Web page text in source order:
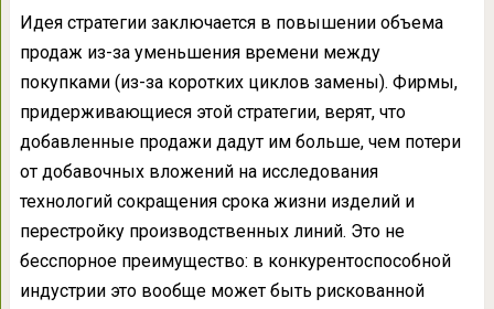
Идея стратегии заключается в повышении объема
продаж из-за уменьшения времени между
покупками (из-за коротких циклов замены). Фирмы,
придерживающиеся этой стратегии, верят, что
добавленные продажи дадут им больше, чем потери
от добавочных вложений на исследования
технологий сокращения срока жизни изделий и
перестройку производственных линий. Это не
бесспорное преимущество: в конкурентоспособной
индустрии это вообще может быть рискованной